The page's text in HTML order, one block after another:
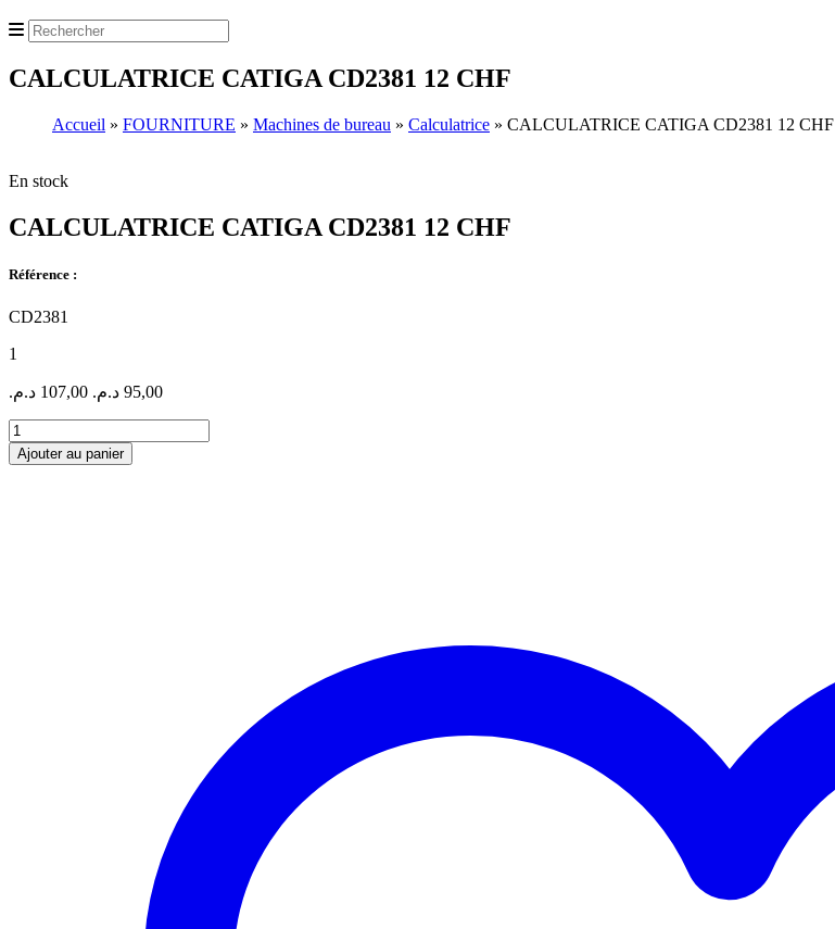
CALCULATRICE CATIGA CD2381 12 CHF
Accueil » FOURNITURE » Machines de bureau » Calculatrice » CALCULATRICE CATIGA CD2381 12 CHF
En stock
CALCULATRICE CATIGA CD2381 12 CHF
Référence :
CD2381
1
107,00 د.م. 95,00 د.م.
quantité
de
CALCULATRICE
Ajouter au panier